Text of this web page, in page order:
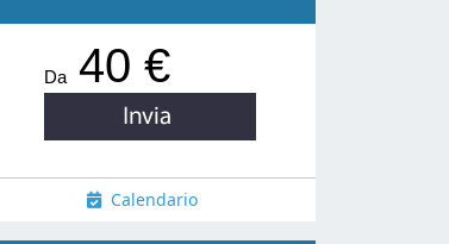
Da 40 €
Calendario